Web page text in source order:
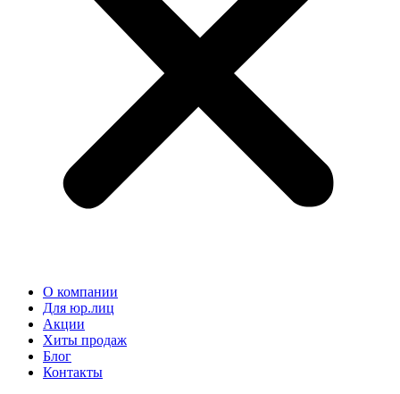
О компании
Для юр.лиц
Акции
Хиты продаж
Блог
Контакты